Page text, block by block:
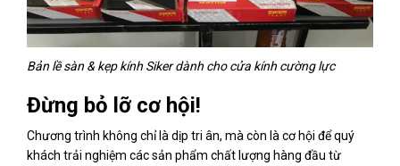
Bản lề sàn & kẹp kính Siker dành cho cửa kính cường lực
Đừng bỏ lỡ cơ hội!
Chương trình không chỉ là dịp tri ân, mà còn là cơ hội để quý
khách trải nghiệm các sản phẩm chất lượng hàng đầu từ